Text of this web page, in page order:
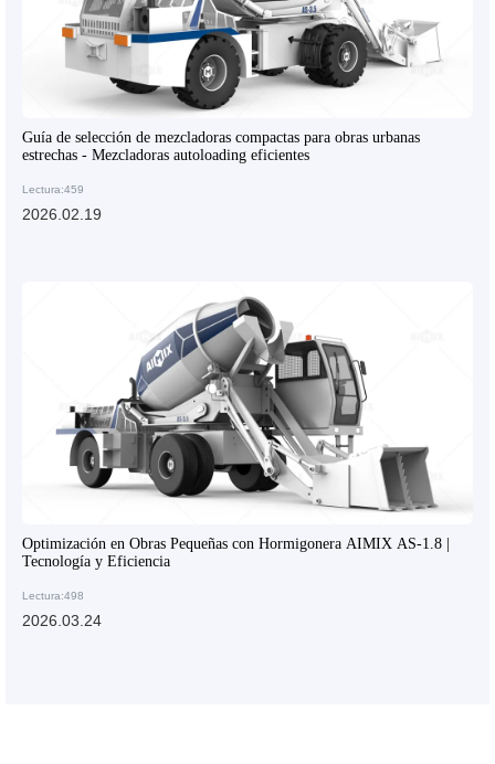
Guía de selección de mezcladoras compactas para obras urbanas
estrechas - Mezcladoras autoloading eficientes
Lectura:459
2026.02.19
Optimización en Obras Pequeñas con Hormigonera AIMIX AS-1.8 |
Tecnología y Eficiencia
Lectura:498
2026.03.24